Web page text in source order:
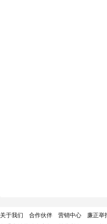
关于我们 合作伙伴 营销中心 廉正举